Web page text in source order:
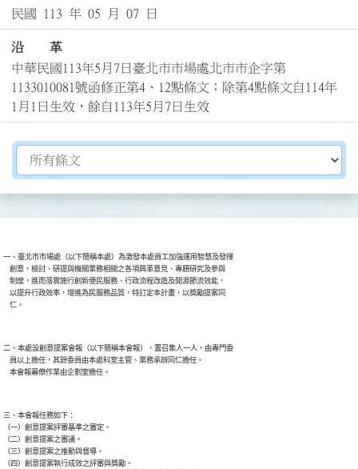
民國 113 年 05 月 07 日
沿 革
中華民國113年5月7日臺北市市場處北市市企字第
1133010081號函修正第4、12點條文；除第4點條文自114年
1月1日生效，餘自113年5月7日生效
切換選擇法規資訊內容
一、臺北市市場處（以下簡稱本處）為激發本處員工加強運用智慧及發揮
    創意，檢討、研提與機關業務相關之各項興革意見、專題研究及參與
    制度，進而落實施行創新便民服務、行政流程改造及開源節流效能，
    以提升行政效率，增進為民服務品質，特訂定本計畫，以獎勵提案同
    仁。
二、本處設創意提案會報（以下簡稱本會報），置召集人一人，由專門委
    員以上擔任，其餘委員由本處科室主管、業務承辦同仁擔任。
    本會報幕僚作業由企劃室擔任。
三、本會報任務如下：
（一）創意提案評審基準之審定。
（二）創意提案之審議。
（三）創意提案之推動與督導。
（四）創意提案執行成效之評審與獎勵。